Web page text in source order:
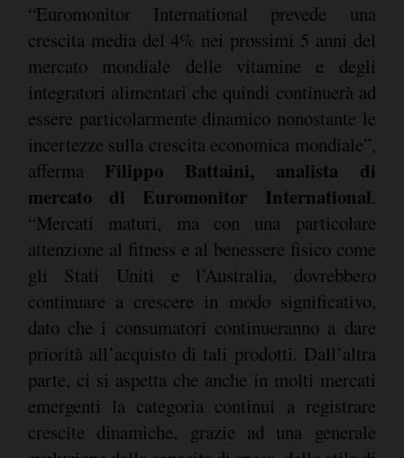
“Euromonitor International prevede una
crescita media del 4% nei prossimi 5 anni del
mercato mondiale delle vitamine e degli
integratori alimentari che quindi continuerà ad
essere particolarmente dinamico nonostante le
incertezze sulla crescita economica mondiale”,
afferma Filippo Battaini, analista di
mercato di Euromonitor International.
“Mercati maturi, ma con una particolare
attenzione al fitness e al benessere fisico come
gli Stati Uniti e l’Australia, dovrebbero
continuare a crescere in modo significativo,
dato che i consumatori continueranno a dare
priorità all’acquisto di tali prodotti. Dall’altra
parte, ci si aspetta che anche in molti mercati
emergenti la categoria continui a registrare
crescite dinamiche, grazie ad una generale